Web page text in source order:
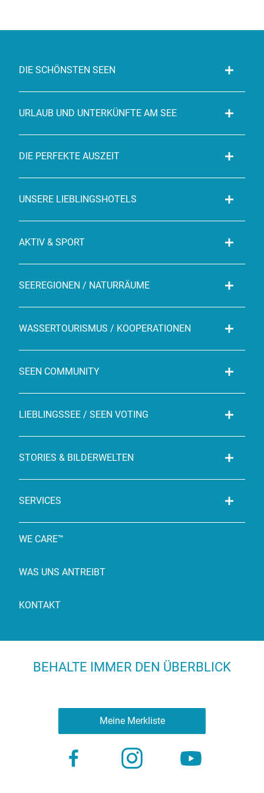
DIE SCHÖNSTEN SEEN
URLAUB UND UNTERKÜNFTE AM SEE
DIE PERFEKTE AUSZEIT
UNSERE LIEBLINGSHOTELS
AKTIV & SPORT
SEEREGIONEN / NATURRÄUME
WASSERTOURISMUS / KOOPERATIONEN
SEEN COMMUNITY
LIEBLINGSSEE / SEEN VOTING
STORIES & BILDERWELTEN
SERVICES
WE CARE™
WAS UNS ANTREIBT
KONTAKT
BEHALTE IMMER DEN ÜBERBLICK
Meine Merkliste